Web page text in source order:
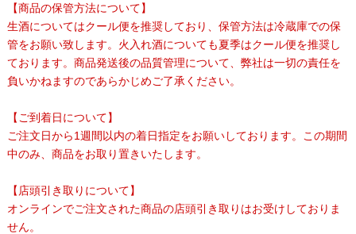
【商品の保管方法について】
生酒についてはクール便を推奨しており、保管方法は冷蔵庫での保
管をお願い致します。火入れ酒についても夏季はクール便を推奨し
ております。商品発送後の品質管理について、弊社は一切の責任を
負いかねますのであらかじめご了承ください。
【ご到着日について】
ご注文日から1週間以内の着日指定をお願いしております。この期間
中のみ、商品をお取り置きいたします。
【店頭引き取りについて】
オンラインでご注文された商品の店頭引き取りはお受けしておりま
せん。